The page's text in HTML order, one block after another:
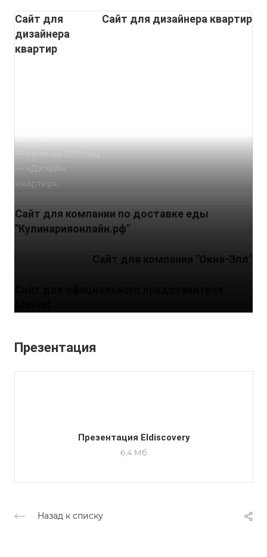
Сайт для дизайнера квартир
Сайт для
дизайнера
квартир
интерьера
Ангелины Штольц
— «Дизайн
квартир».
Сайт для компании по доставке еды
"Кулинарияонлайн.рф"
Cайт для компании "Окна-Элл"
Презентация
Презентация Eldiscovery
6,4 Мб
Назад к списку